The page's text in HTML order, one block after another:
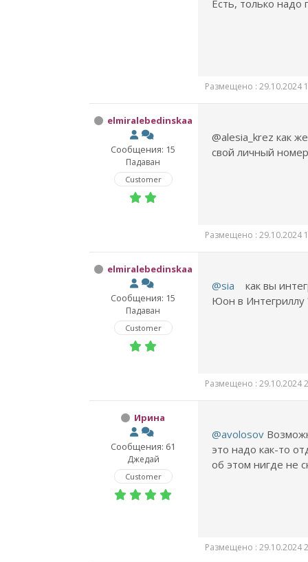
Есть, только надо
Размещено : 29.10.2024
elmiralebedinskaa
Сообщения: 15
Падаван
Customer
@alesia_krez как
свой личный
Размещено : 29.10.2024
elmiralebedinskaa
Сообщения: 15
Падаван
Customer
@sia как вы
Юон в Интегриллу
Размещено : 29.10.2024
Ирина
Сообщения: 61
Джедай
Customer
@avolosov
это надо как-то
об этом нигде не
Размещено : 29.10.2024